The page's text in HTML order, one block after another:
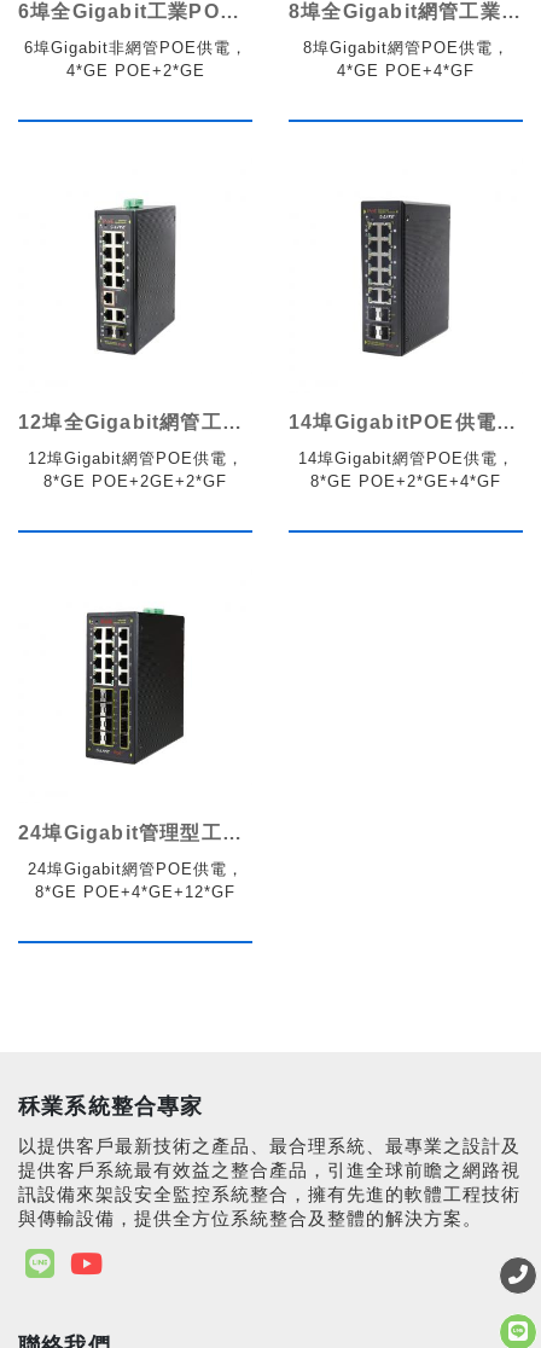
6埠全Gigabit工業POE交換機
6埠Gigabit非網管POE供電，
4*GE POE+2*GE
8埠全Gigabit網管工業POE交換機
8埠Gigabit網管POE供電，
4*GE POE+4*GF
12埠全Gigabit網管工業POE交換機
12埠Gigabit網管POE供電，
8*GE POE+2GE+2*GF
14埠GigabitPOE供電工業網管交換機
14埠Gigabit網管POE供電，
8*GE POE+2*GE+4*GF
24埠Gigabit管理型工業PoE供電交換機
24埠Gigabit網管POE供電，
8*GE POE+4*GE+12*GF
秝業系統整合專家
以提供客戶最新技術之產品、最合理系統、最專業之設計及
提供客戶系統最有效益之整合產品，引進全球前瞻之網路視
訊設備來架設安全監控系統整合，擁有先進的軟體工程技術
與傳輸設備，提供全方位系統整合及整體的解決方案。